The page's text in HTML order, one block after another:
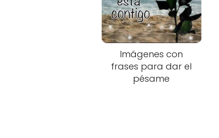
Imágenes con
frases para dar el
pésame